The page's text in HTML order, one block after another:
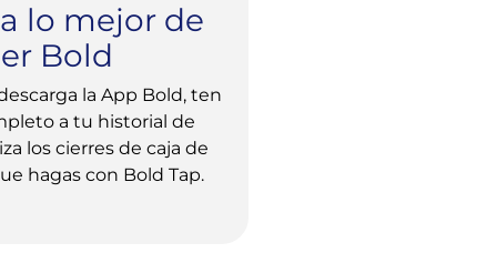
lo mejor de
Bold
la App Bold, ten
a tu historial de
los cierres de caja de
hagas con Bold Tap.